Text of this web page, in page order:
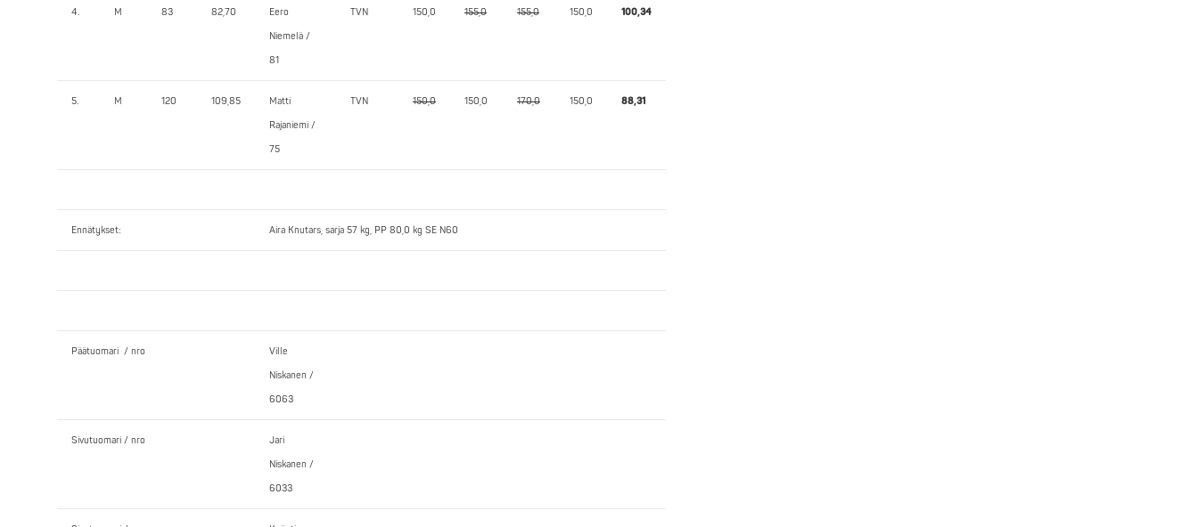
4. M 83 82,70 Eero
Niemelä /
81
TVN 150,0 155,0 155,0 150,0 100,34
5. M 120 109,85 Matti
Rajaniemi /
75
TVN 150,0 150,0 170,0 150,0 88,31
Ennätykset: Aira Knutars, sarja 57 kg, PP 80,0 kg SE N60
Päätuomari / nro Ville
Niskanen /
6063
Sivutuomari / nro Jari
Niskanen /
6033